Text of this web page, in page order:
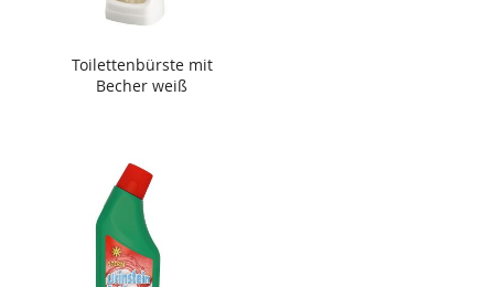
Toilettenbürste mit
Becher weiß